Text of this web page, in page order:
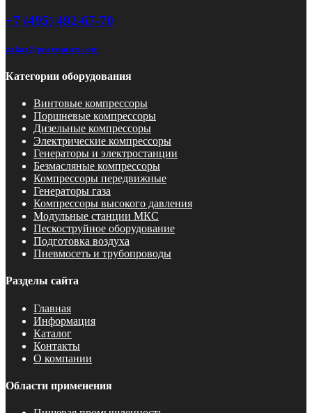
+7 (495) 492-67-70
zakaz@pnevmotex.com
Категории оборудования
Винтовые компрессоры
Поршневые компрессоры
Дизельные компрессоры
Электрические компрессоры
Генераторы и электростанции
Безмасляные компрессоры
Компрессоры передвижные
Генераторы газа
Компрессоры высокого давления
Модульные станции МКС
Пескоструйное оборудование
Подготовка воздуха
Пневмосеть и трубопроводы
Разделы сайта
Главная
Информация
Каталог
Контакты
О компании
Области применения